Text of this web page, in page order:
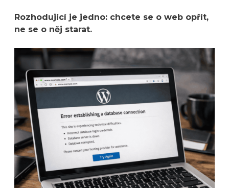
Rozhodující je jedno: chcete se o web opřít,
ne se o něj starat.